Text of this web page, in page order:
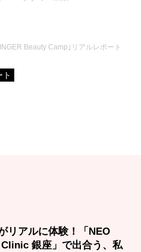
Beauty Camp｣リアルレポート
リアルに体験！「NEO
銀座」で出合う、私